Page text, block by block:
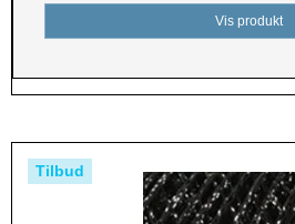
Vis produkt
Tilbud